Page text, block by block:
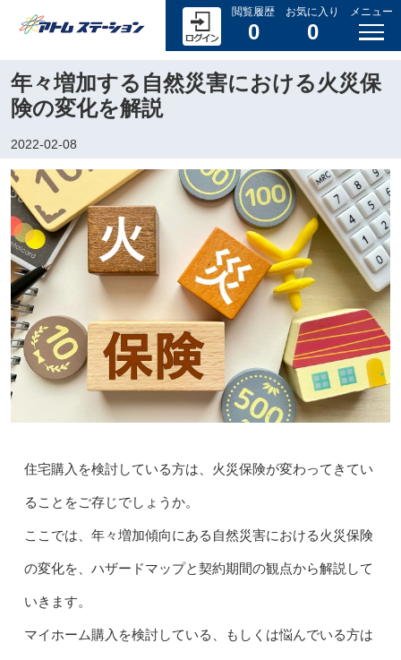
閲覧履歴
0
お気に入り
0
メニュー
年々増加する自然災害における火災保
険の変化を解説
2022-02-08
住宅購入を検討している方は、火災保険が変わってきてい
ることをご存じでしょうか。
ここでは、年々増加傾向にある自然災害における火災保険
の変化を、ハザードマップと契約期間の観点から解説して
いきます。
マイホーム購入を検討している、もしくは悩んでいる方は